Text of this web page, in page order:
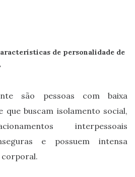
de personalidade de
são pessoas com baixa
que buscam isolamento social,
interpessoais
e possuem intensa
corporal.